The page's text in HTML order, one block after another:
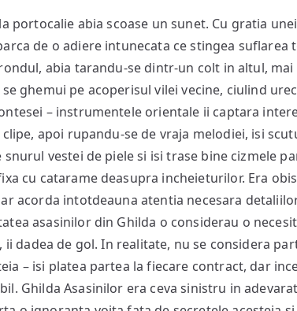
portocalie abia scoase un sunet. Cu gratia
de o adiere intunecata ce stingea
abia tarandu-se dintr-un colt in altul,
ghemui pe acoperisul vilei vecine, ciulind
– instrumentele orientale ii captara
apoi rupandu-se de vraja melodiei, isi
vestei de piele si isi trase bine cizmele
cu catarame deasupra incheieturilor. Era
acorda intotdeauna atentia necesara
asasinilor din Ghilda o considerau o
dadea de gol. In realitate, nu se considera
– isi platea partea la fiecare contract, dar
Ghilda Asasinilor era ceva sinistru in